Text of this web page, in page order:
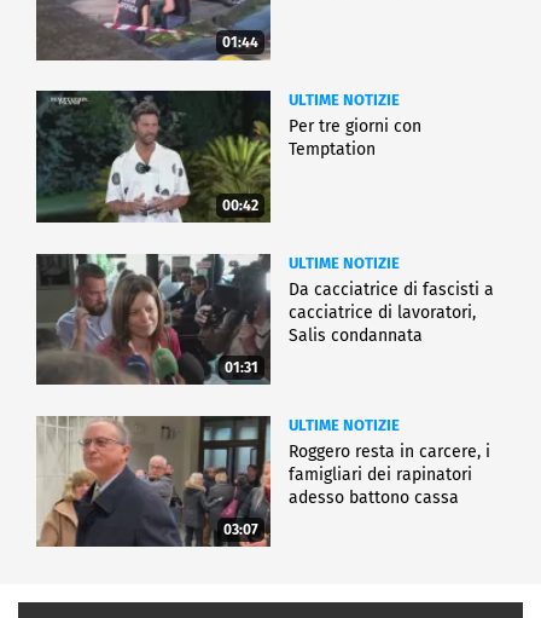
01:44
00:42
ULTIME NOTIZIE
Per tre giorni con
Temptation
01:31
ULTIME NOTIZIE
Da cacciatrice di fascisti a
cacciatrice di lavoratori,
Salis condannata
03:07
ULTIME NOTIZIE
Roggero resta in carcere, i
famigliari dei rapinatori
adesso battono cassa